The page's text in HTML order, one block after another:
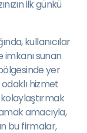
ilk günkü
kullanıcılar
imkanı sunan
yer
hizmet
kolaylaştırmak
amacıyla,
bu firmalar,